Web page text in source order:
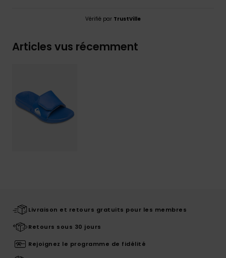
Vérifié par TrustVille
Articles vus récemment
Livraison et retours gratuits pour les membres
Retours sous 30 jours
Rejoignez le programme de fidélité